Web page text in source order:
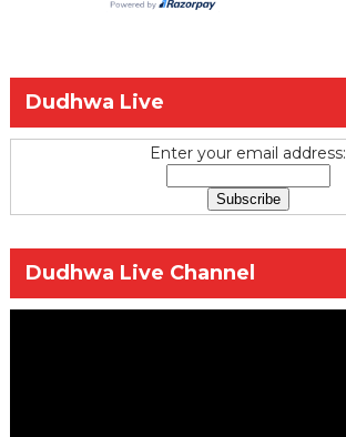
Dudhwa Live
Enter your email address:
Dudhwa Live Channel